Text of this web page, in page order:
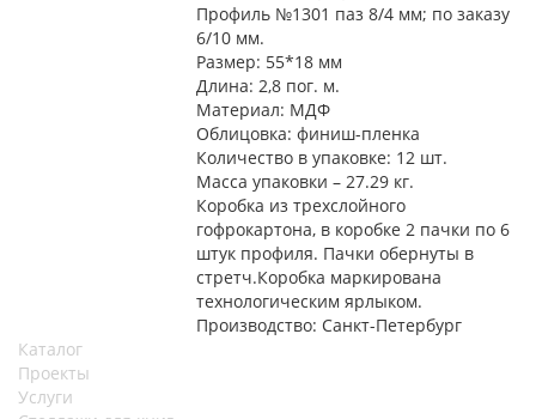
Профиль №1301 паз 8/4 мм; по заказу
6/10 мм.
Размер: 55*18 мм
Длина: 2,8 пог. м.
Материал: МДФ
Облицовка: финиш-пленка
Количество в упаковке: 12 шт.
Масса упаковки – 27.29 кг.
Коробка из трехслойного
гофрокартона, в коробке 2 пачки по 6
штук профиля. Пачки обернуты в
стретч.Коробка маркирована
технологическим ярлыком.
Производство: Санкт-Петербург
Каталог
Проекты
Услуги